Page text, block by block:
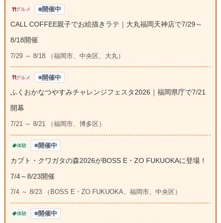
グルメ 開催中
CALL COFFEE親子でお絵描きラテ｜大丸福岡天神店で7/29～
8/18開催
7/29 ～ 8/18 （福岡市、中央区、大丸）
グルメ 開催中
ふくおかなつやすみチャレンジフェスタ2026｜福岡県庁で7/21
開幕
7/21 ～ 8/21 （福岡市、博多区）
体験 開催中
カブト・クワガタの森2026がBOSS E・ZO FUKUOKAに登場！
7/4～8/23開催
7/4 ～ 8/23 （BOSS E・ZO FUKUOKA、福岡市、中央区）
体験 開催中